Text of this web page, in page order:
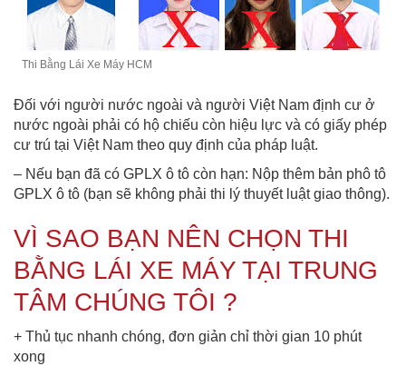
Thi Bằng Lái Xe Máy HCM
Đối với người nước ngoài và người Việt Nam định cư ở
nước ngoài phải có hộ chiếu còn hiệu lực và có giấy phép
cư trú tại Việt Nam theo quy định của pháp luật.
– Nếu bạn đã có GPLX ô tô còn hạn: Nộp thêm bản phô tô
GPLX ô tô (bạn sẽ không phải thi lý thuyết luật giao thông).
VÌ SAO BẠN NÊN CHỌN THI
BẰNG LÁI XE MÁY TẠI TRUNG
TÂM CHÚNG TÔI ?
+ Thủ tục nhanh chóng, đơn giản chỉ thời gian 10 phút
xong